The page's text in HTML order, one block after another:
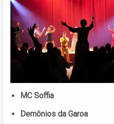
MC Soffia
Demônios da Garoa